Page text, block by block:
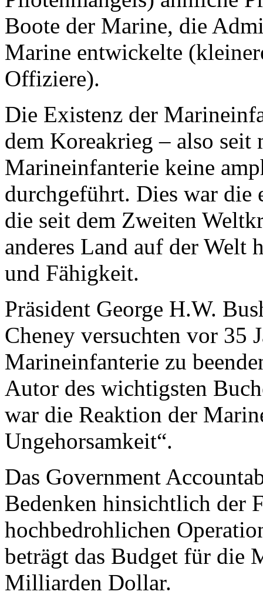
Boote der Marine, die
Marine entwickelte
Offiziere).
Die Existenz der
dem Koreakrieg – also seit
Marineinfanterie keine
durchgeführt. Dies war die
die seit dem Zweiten
anderes Land auf der Welt
und Fähigkeit.
Präsident George H.W.
Cheney versuchten vor 35
Marineinfanterie zu
Autor des wichtigsten
war die Reaktion der
Ungehorsamkeit“.
Das Government
Bedenken hinsichtlich der
hochbedrohlichen
beträgt das Budget für die
Milliarden Dollar.